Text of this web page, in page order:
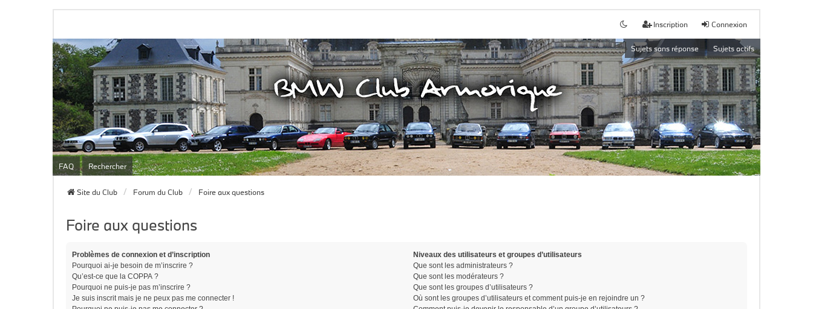
Connexion
Inscription
Sujets sans réponse Sujets actifs
FAQ Rechercher
Site du Club Forum du Club Foire aux questions
Foire aux questions
Problèmes de connexion et d’inscription
Pourquoi ai-je besoin de m’inscrire ?
Qu’est-ce que la COPPA ?
Pourquoi ne puis-je pas m’inscrire ?
Je suis inscrit mais je ne peux pas me connecter !
Niveaux des utilisateurs et groupes d’utilisateurs
Que sont les administrateurs ?
Que sont les modérateurs ?
Que sont les groupes d’utilisateurs ?
Où sont les groupes d’utilisateurs et comment puis-je en rejoindre un ?